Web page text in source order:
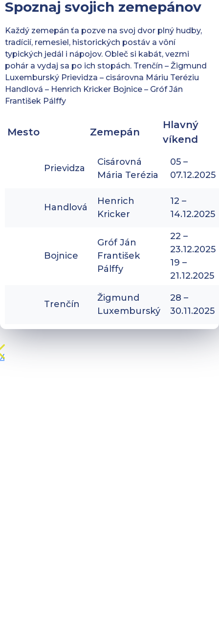
Spoznaj svojich zemepánov
Každý zemepán ťa pozve na svoj dvor plný hudby,
tradícií, remesiel, historických postáv a vôní
typických jedál i nápojov. Obleč si kabát, vezmi
pohár a vydaj sa po ich stopách. Trenčín – Žigmund
Luxemburský Prievidza – cisárovna Máriu Teréziu
Handlová – Henrich Kricker Bojnice – Gróf Ján
František Pálffy
Mesto Zemepán
Hlavný
víkend
Prievidza
Cisárovná
Mária Terézia
05 –
07.12.2025
Handlová
Henrich
Kricker
12 –
14.12.2025
Bojnice
Gróf Ján
František
Pálffy
22 –
23.12.2025
19 –
21.12.2025
Trenčín
Žigmund
Luxemburský
28 –
30.11.2025
X